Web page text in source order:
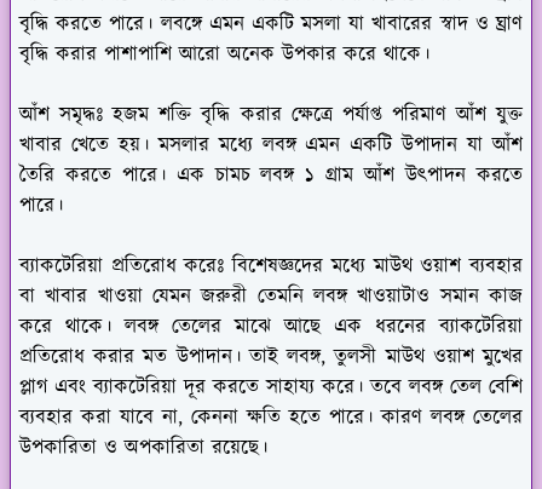
বৃদ্ধি করতে পারে। লবঙ্গে এমন একটি মসলা যা খাবারের স্বাদ ও ঘ্রাণ
বৃদ্ধি করার পাশাপাশি আরো অনেক উপকার করে থাকে।
আঁশ সমৃদ্ধঃ হজম শক্তি বৃদ্ধি করার ক্ষেত্রে পর্যাপ্ত পরিমাণ আঁশ যুক্ত
খাবার খেতে হয়। মসলার মধ্যে লবঙ্গ এমন একটি উপাদান যা আঁশ
তৈরি করতে পারে। এক চামচ লবঙ্গ ১ গ্রাম আঁশ উৎপাদন করতে
পারে।
ব্যাকটেরিয়া প্রতিরোধ করেঃ বিশেষজ্ঞদের মধ্যে মাউথ ওয়াশ ব্যবহার
বা খাবার খাওয়া যেমন জরুরী তেমনি লবঙ্গ খাওয়াটাও সমান কাজ
করে থাকে। লবঙ্গ তেলের মাঝে আছে এক ধরনের ব্যাকটেরিয়া
প্রতিরোধ করার মত উপাদান। তাই লবঙ্গ, তুলসী মাউথ ওয়াশ মুখের
প্লাগ এবং ব্যাকটেরিয়া দূর করতে সাহায্য করে। তবে লবঙ্গ তেল বেশি
ব্যবহার করা যাবে না, কেননা ক্ষতি হতে পারে। কারণ লবঙ্গ তেলের
উপকারিতা ও অপকারিতা রয়েছে।